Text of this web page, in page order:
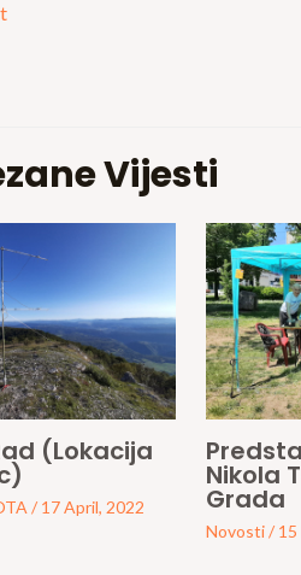
Vijesti
(Lokacija
/ 17 April, 2022
Nikola
Grada
Novosti/ 15